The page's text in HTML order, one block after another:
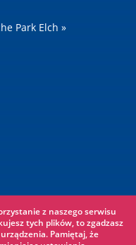
Park Elch »
z naszego serwisu
tych plików, to zgadzasz
Pamiętaj, że